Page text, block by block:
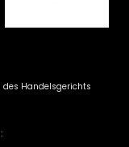
des Handelsgerichts